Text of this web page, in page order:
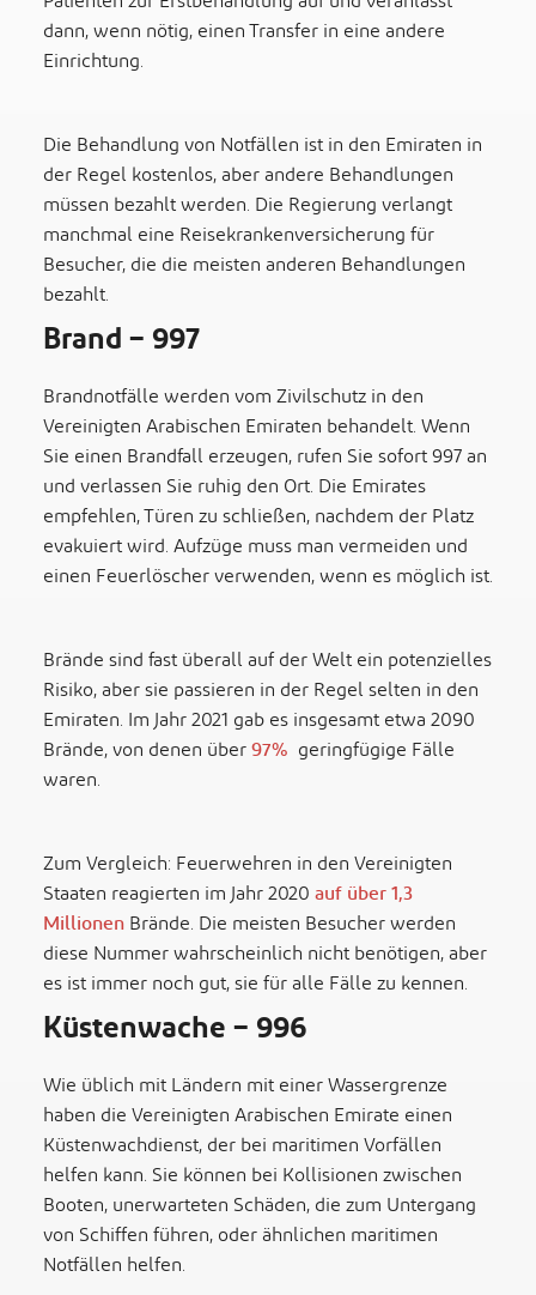
dann, wenn nötig, einen Transfer in eine andere
Einrichtung.
Die Behandlung von Notfällen ist in den Emiraten in
der Regel kostenlos, aber andere Behandlungen
müssen bezahlt werden. Die Regierung verlangt
manchmal eine Reisekrankenversicherung für
Besucher, die die meisten anderen Behandlungen
bezahlt.
Brand – 997
Brandnotfälle werden vom Zivilschutz in den
Vereinigten Arabischen Emiraten behandelt. Wenn
Sie einen Brandfall erzeugen, rufen Sie sofort 997 an
und verlassen Sie ruhig den Ort. Die Emirates
empfehlen, Türen zu schließen, nachdem der Platz
evakuiert wird. Aufzüge muss man vermeiden und
einen Feuerlöscher verwenden, wenn es möglich ist.
Brände sind fast überall auf der Welt ein potenzielles
Risiko, aber sie passieren in der Regel selten in den
Emiraten. Im Jahr 2021 gab es insgesamt etwa 2090
Brände, von denen über97% geringfügige Fälle
waren.
Zum Vergleich: Feuerwehren in den Vereinigten
Staaten reagierten im Jahr 2020auf über 1,3
MillionenBrände. Die meisten Besucher werden
diese Nummer wahrscheinlich nicht benötigen, aber
es ist immer noch gut, sie für alle Fälle zu kennen.
Küstenwache – 996
Wie üblich mit Ländern mit einer Wassergrenze
haben die Vereinigten Arabischen Emirate einen
Küstenwachdienst, der bei maritimen Vorfällen
helfen kann. Sie können bei Kollisionen zwischen
Booten, unerwarteten Schäden, die zum Untergang
von Schiffen führen, oder ähnlichen maritimen
Notfällen helfen.